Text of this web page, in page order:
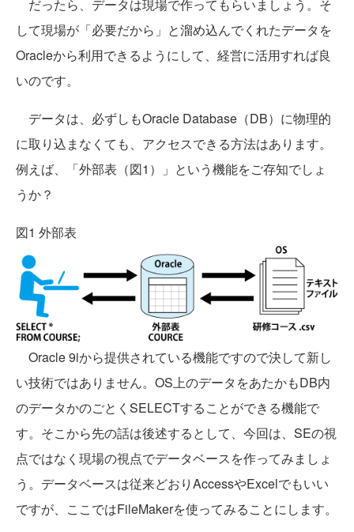
だったら、データは現場で作ってもらいましょう。そ
して現場が「必要だから」と溜め込んでくれたデータを
Oracleから利用できるようにして、経営に活用すれば良
いのです。
データは、必ずしもOracle Database（DB）に物理的
に取り込まなくても、アクセスできる方法はあります。
例えば、「外部表（図1）」という機能をご存知でしょ
うか？
図1 外部表
Oracle 9iから提供されている機能ですので決して新し
い技術ではありません。OS上のデータをあたかもDB内
のデータかのごとくSELECTすることができる機能で
す。そこから先の話は後述するとして、今回は、SEの視
点ではなく現場の視点でデータベースを作ってみましょ
う。データベースは従来どおりAccessやExcelでもいい
ですが、ここではFileMakerを使ってみることにします。